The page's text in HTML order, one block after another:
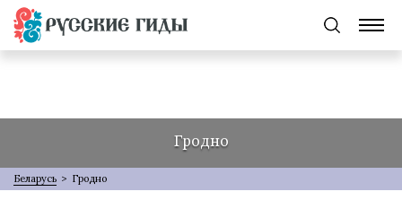
Гродно
Беларусь > Гродно